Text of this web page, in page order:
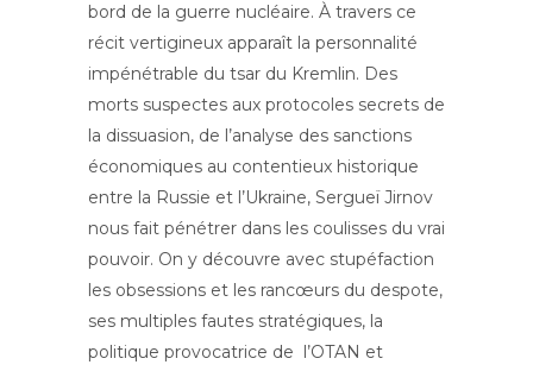
bord de la guerre nucléaire. À travers ce
récit vertigineux apparaît la personnalité
impénétrable du tsar du Kremlin. Des
morts suspectes aux protocoles secrets de
la dissuasion, de l’analyse des sanctions
économiques au contentieux historique
entre la Russie et l’Ukraine, Sergueï Jirnov
nous fait pénétrer dans les coulisses du vrai
pouvoir. On y découvre avec stupéfaction
les obsessions et les rancœurs du despote,
ses multiples fautes stratégiques, la
politique provocatrice de l’OTAN et